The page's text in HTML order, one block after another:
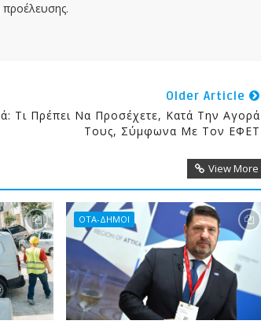
Older Article
Τι Πρέπει Να Προσέχετε, Κατά Την Αγορά
Τους, Σύμφωνα Με Τον ΕΦΕΤ
View More
ΟΤΑ-ΔΗΜΟΙ